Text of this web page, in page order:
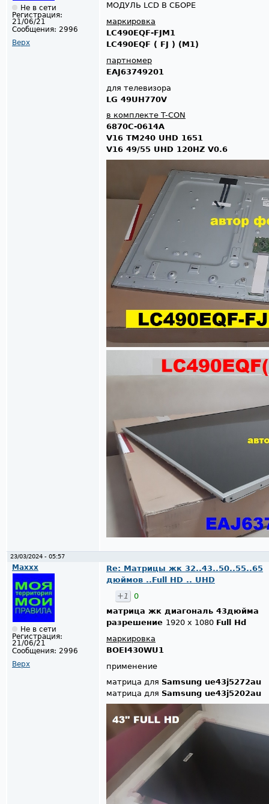
Не в сети
Регистрация:
21/06/21
Сообщения: 2996
Верх
МОДУЛЬ LCD В СБОРЕ
маркировка
LC490EQF-FJM1
LC490EQF ( FJ ) (M1)
партномер
EAJ63749201
для телевизора
LG 49UH770V
в комплекте T-CON
6870C-0614A
V16 TM240 UHD 1651
V16 49/55 UHD 120HZ V0.6
23/03/2024 - 05:57
Maxxx
Не в сети
Регистрация:
21/06/21
Сообщения: 2996
Верх
Re: Матрицы жк 32..43..50..55..65
дюймов ..Full HD .. UHD
+1
0
матрица жк диагональ 43дюйма
разрешение 1920 x 1080 Full Hd
маркировка
BOEI430WU1
применение
матрица для Samsung ue43j5272au
матрица для Samsung ue43j5202au